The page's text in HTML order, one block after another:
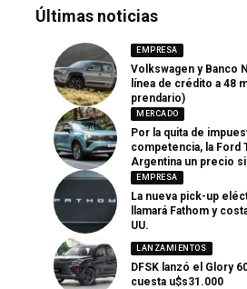
Últimas noticias
EMPRESA
Volkswagen y Banco
línea de crédito a 48
prendario)
MERCADO
Por la quita de
competencia, la Ford
Argentina un precio
EMPRESA
La nueva pick-up
llamará Fathom y
UU.
LANZAMIENTOS
DFSK lanzó el Glory
cuesta u$s31.000